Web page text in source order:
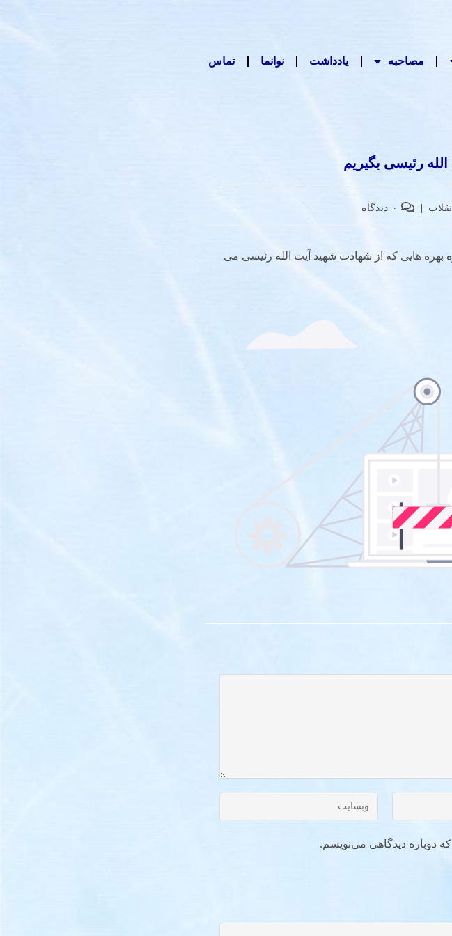
مصاحبه‌ یادداشت‌ نوانما تماس
رئیسی بگیریم
۰ دیدگاه
در باره بهره هایی که از شهادت شهید آیت الله رئیسی می
دوباره دیدگاهی می‌نویسم.